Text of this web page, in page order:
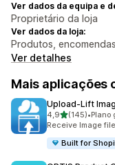
Ver dados da equipa e
Proprietário da loja
Ver dados da loja:
Produtos,
Ver detalhes
Mais aplicações
Upload‑Lift
4,9de 5 estrelas
(145)
145 total de
•Plano
Receive Image
Built for